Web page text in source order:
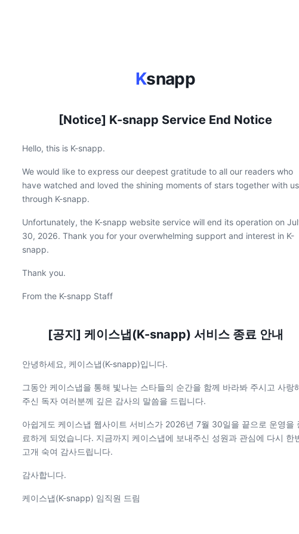
Ksnapp
[Notice] K-snapp Service End Notice
Hello, this is K-snapp.
We would like to express our deepest gratitude to all our readers who
have watched and loved the shining moments of stars together with us
through K-snapp.
Unfortunately, the K-snapp website service will end its operation on
30, 2026. Thank you for your overwhelming support and interest in K-
snapp.
Thank you.
From the K-snapp Staff
[공지] 케이스냅(K-snapp) 서비스 종료 안내
안녕하세요, 케이스냅(K-snapp)입니다.
그동안 케이스냅을 통해 빛나는 스타들의 순간을 함께 바라봐 주시고 사랑
주신 독자 여러분께 깊은 감사의 말씀을 드립니다.
아쉽게도 케이스냅 웹사이트 서비스가 2026년 7월 30일을 끝으로 운영을
료하게 되었습니다. 지금까지 케이스냅에 보내주신 성원과 관심에 다시 한
고개 숙여 감사드립니다.
감사합니다.
케이스냅(K-snapp) 임직원 드림